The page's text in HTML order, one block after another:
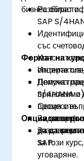
бизнес области.
Разбират
SAP S/
със
Изяснят
опциите
Получат
S/4HANA и
процесите.
Задават
да
SAP.
Формат на
Сесия с
на
Опции за
За да
за този
уговаряне.